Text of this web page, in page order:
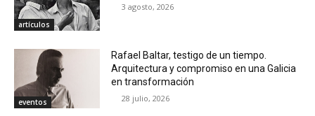
artículos
3 agosto, 2026
eventos
Rafael Baltar, testigo de un tiempo.
Arquitectura y compromiso en una Galicia
en transformación
28 julio, 2026